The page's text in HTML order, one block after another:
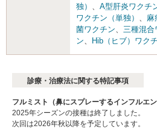
独） 、 A型肝炎ワクチ
ワクチン（単独） 、 麻
菌ワクチン、 三種混合
ン、 Hib（ヒブ）ワク
診療・治療法に関する特記事項
フルミスト（鼻にスプレーするインフルエン
2025年シーズンの接種は終了しました。
次回は2026年秋以降を予定しています。